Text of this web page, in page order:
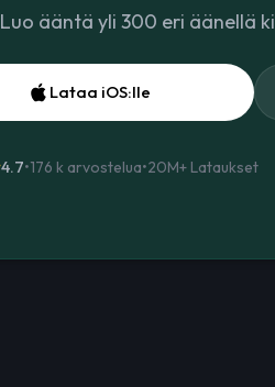
Luo ääntä yli 300 eri äänellä
Lataa iOS:lle
4.7•176 k arvostelua•20M+ Lataukset